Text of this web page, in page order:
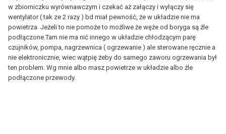
w zbiorniczku wyrównawczym i czekać aż załączy i wyłączy się
wentylator ( tak ze 2 razy ) bd miał pewność, że w układzie nie ma
powietrza. Jeżeli to nie pomoże to możliwe że węże od boryga są źle
podłączone.Tam nie ma nić innego w układzie chłodzącym parę
czujników, pompa, nagrzewnica ( ogrzewanie ) ale sterowane ręcznie a
nie elektronicznie, wiec wątpię żeby do samego zaworu ogrzewania był
ten problem. Wg mnie albo masz powietrze w układzie albo źle
podłączone przewody.